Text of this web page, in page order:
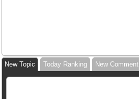
New Topic Today Ranking New Comment